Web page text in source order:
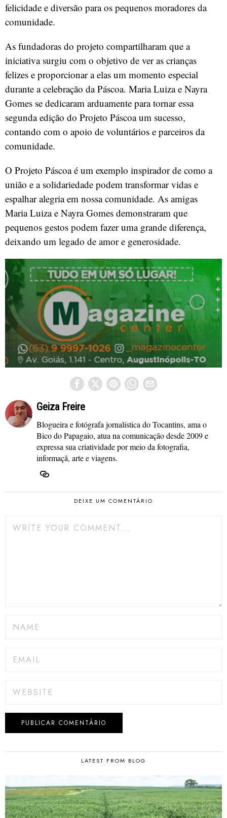
felicidade e diversão para os pequenos moradores da
comunidade.
As fundadoras do projeto compartilharam que a
iniciativa surgiu com o objetivo de ver as crianças
felizes e proporcionar a elas um momento especial
durante a celebração da Páscoa. Maria Luiza e Nayra
Gomes se dedicaram arduamente para tornar essa
segunda edição do Projeto Páscoa um sucesso,
contando com o apoio de voluntários e parceiros da
comunidade.
O Projeto Páscoa é um exemplo inspirador de como a
união e a solidariedade podem transformar vidas e
espalhar alegria em nossa comunidade. As amigas
Maria Luiza e Nayra Gomes demonstraram que
pequenos gestos podem fazer uma grande diferença,
deixando um legado de amor e generosidade.
Geiza Freire
Blogueira e fotógrafa jornalística do Tocantins, ama o
Bico do Papagaio, atua na comunicação desde 2009 e
expressa sua criatividade por meio da fotografia,
informaçã, arte e viagens.
DEIXE UM COMENTÁRIO
LATEST FROM BLOG